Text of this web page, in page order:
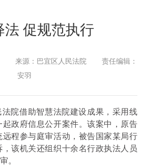
法 促规范执行
来源：巴宜区人民法院
责任编辑：
安羽
院借助智慧法院建设成果，采用线
起政府信息公开案件。该案中，原告
远程参与庭审活动，被告国家某局行
该机关还组织十余名行政执法人员
。